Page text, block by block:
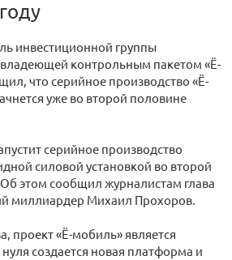
инвестиционной группы
контрольным пакетом «Ё-
что серийное производство «Ё-
уже во второй половине
серийное производство
силовой установкой во второй
этом сообщил журналистам глава
миллиардер Михаил Прохоров.
проект «Ё-мобиль» является
создается новая платформа и